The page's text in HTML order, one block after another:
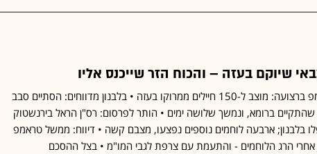
שיוקם בעזה – והכוח הזר שייכנס אליו
הצעד הראשון של טראמפ ברצועה: מוצב ל-150 חיילים ממרוקו בעזה • בלבנון מדווחים: הסתיים סבב
שהתקיים ברומא, ונמשך שלושה ימים • הותר לפרסום: רס"ן הראל בירנשטוק
בלבנון; ארבעה לוחמים נוספים נפצעו, מצבם קשה • דיווח: ממשל טראמפ
הרג הלוחמים - והתעמת עם צרפת לגבי המו"מ • בצל ההסכם